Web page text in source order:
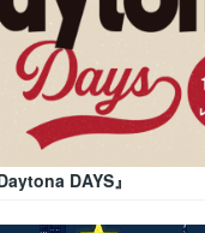
DAYS』